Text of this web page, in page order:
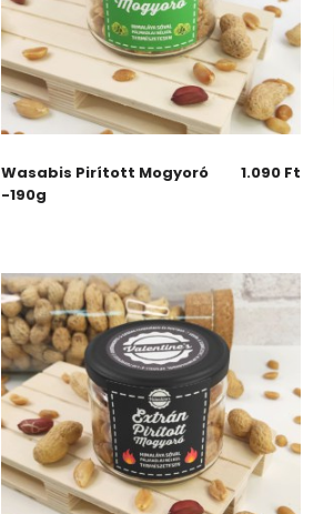
Wasabis Pirított Mogyoró
-190g
1.090 Ft